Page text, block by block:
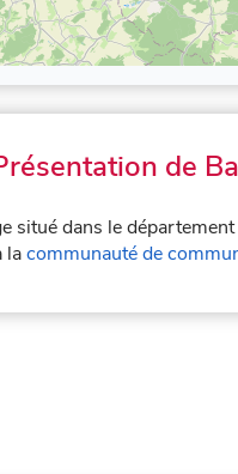
de
situé dans le département
lacommunauté de